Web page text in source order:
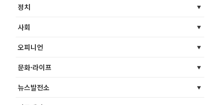
정치
사회
오피니언
문화·라이프
뉴스발전소